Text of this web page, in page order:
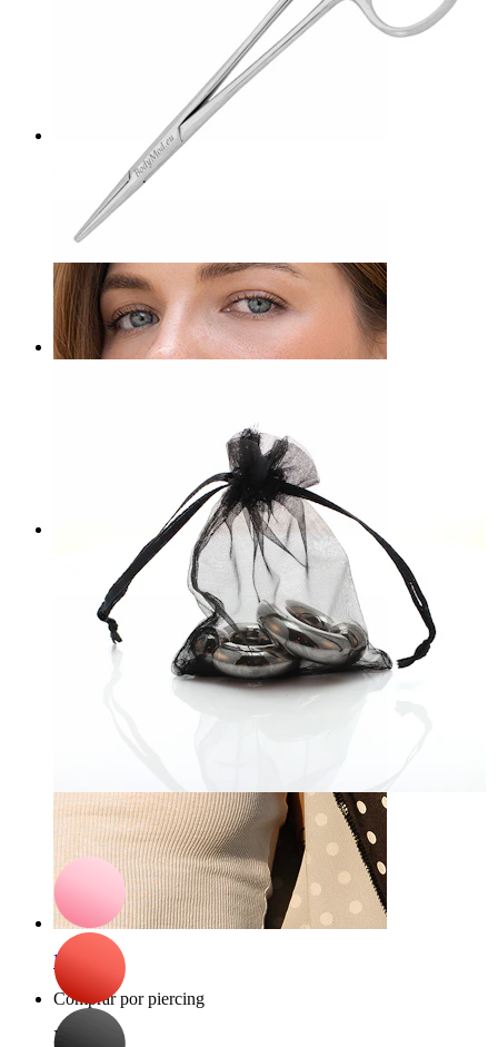
Mamilo
Comprar por piercing
Piercings
Bodymod Care
Fórceps hemostático
11,90 €
Bodymod Care
Saco de jóia organza